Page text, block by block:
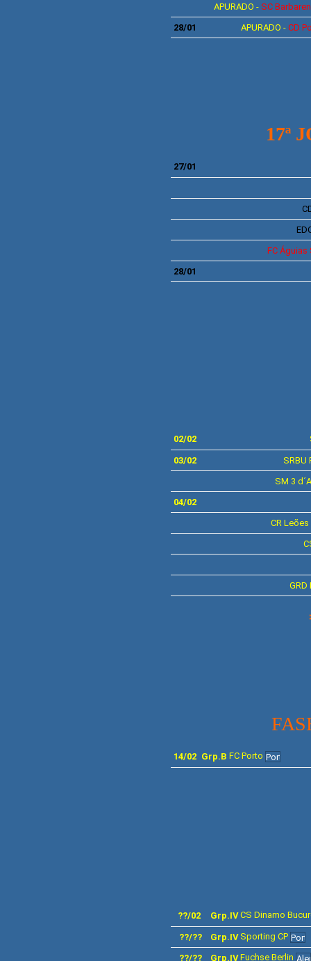
APURADO - SC
28/01
APURADO -CD
17ª
27/01
FC Águias
28/01
02/02
03/02 SRBU
SM 3
04/02
CR Leões
GRD
14/02 Grp.B FC Porto
??/02 Grp.IVCS Dinamo
??/?? Grp.IV Sporting CP
??/?? Grp.IVFuchse Berlin